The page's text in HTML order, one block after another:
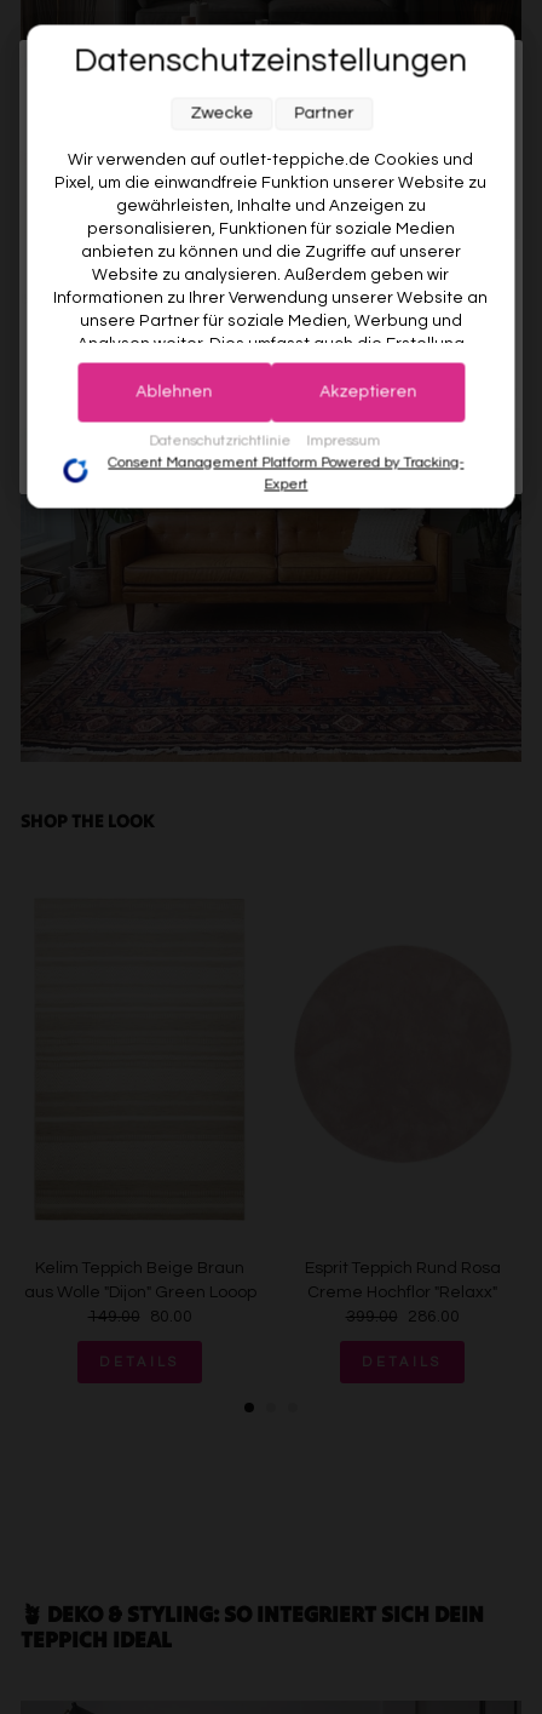
✅ LEDER- ODER CHESTERFIELD-SOFAS
Ideal: Orient-Teppiche , moderne Strukturmuster, Erdtöne
Farben: Dunkles Rot, Ocker, Petrol
Tipp: Strukturierte Teppiche brechen die Glätte von Leder
SHOP THE LOOK
Kelim Teppich Beige Braun
aus Wolle "Dijon" Green Looop
149.00
80.00
DETAILS
Esprit Teppich Rund Rosa
Creme Hochflor "Relaxx"
399.00
286.00
DETAILS
🪴 DEKO & STYLING: SO INTEGRIERT SICH DEIN
TEPPICH IDEAL
Datenschutzeinstellungen
Wir verwenden auf outlet-teppiche.de Cookies und
Pixel, um die einwandfreie Funktion unserer Website zu
gewährleisten, Inhalte und Anzeigen zu
personalisieren, Funktionen für soziale Medien
anbieten zu können und die Zugriffe auf unserer
Website zu analysieren. Außerdem geben wir
Informationen zu Ihrer Verwendung unserer Website an
unsere Partner für soziale Medien, Werbung und
Analysen weiter. Dies umfasst auch die Erstellung
pseudonymer Nutzungsprofile. Unsere Partner (Google
Advertising Products Facebook Shopify) führen diese
zusammen, die Sie ihnen bereitgestellt haben (bspw.
anhand eines persönlichen Accounts) oder welche sie
im Rahmen Ihrer Nutzung der Dienste gesammelt
haben (bspw. Nutzungsdaten anderer Geräte). Ihre
Einwilligung zur Nutzung von Cookies und Pixeln können
Sie jederzeit widerrufen, indem Sie auf den
Erstellung von Profilen zur Personalisierung von Inhalten
Datenschutzrichtlinie Impressum
Zwecke Partner
Ablehnen Akzeptieren
Consent Management Platform Powered by Tracking-
Expert
Melde dich jetzt für unseren Newsletter an und sichere dir
10% RABATT AUF DEINE
ERSTE BESTELLUNG! 😍
VORNAME
erneuter Anmeldung wird kein weiterer Code vergeben.
JETZT ANMELDEN